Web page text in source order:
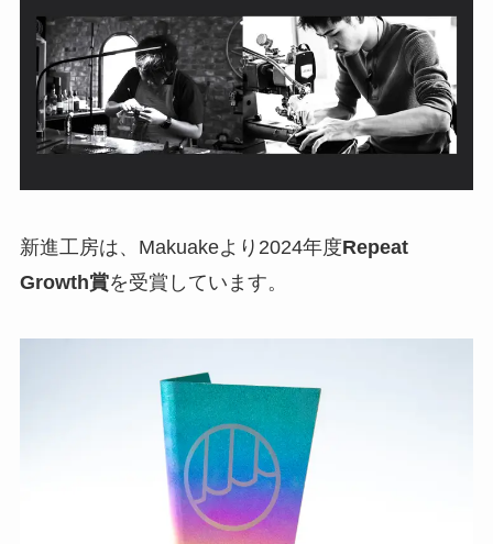
新進工房は、Makuakeより2024年度Repeat
Growth賞を受賞しています。